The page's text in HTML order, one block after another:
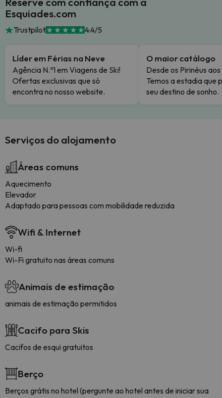
Esquiades.com
Trustpilot 4.4/5
Líder em Férias na Neve
Agência N.º1 em Viagens de Ski!
Ofertas exclusivas que só
encontra no nosso website.
O maior catálogo
Desde os Pirinéus
Temos a estadia que
seu destino de sonho.
Serviços do alojamento
Áreas comuns
Aquecimento
Elevador
Adaptado para pessoas com mobilidade reduzida
Wifi & Internet
Wi-fi
Wi-Fi gratuito nas áreas comuns
Animais de estimação
animais de estimação permitidos
Cacifo para Skis
Cacifos de esqui gratuitos
Berço
Berços grátis no hotel (pergunte ao hotel antes de iniciar sua